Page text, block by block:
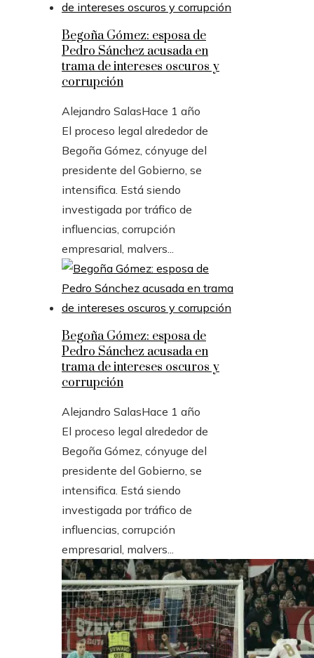
Begoña Gómez: esposa de
Pedro Sánchez acusada en
trama de intereses oscuros y
corrupción
Alejandro SalasHace 1 año
El proceso legal alrededor de
Begoña Gómez, cónyuge del
presidente del Gobierno, se
intensifica. Está siendo
investigada por tráfico de
influencias, corrupción
empresarial, malvers...
Begoña Gómez: esposa de
Pedro Sánchez acusada en
trama de intereses oscuros y
corrupción
Alejandro SalasHace 1 año
El proceso legal alrededor de
Begoña Gómez, cónyuge del
presidente del Gobierno, se
intensifica. Está siendo
investigada por tráfico de
influencias, corrupción
empresarial, malvers...